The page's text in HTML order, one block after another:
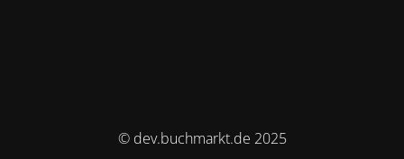
© dev.buchmarkt.de 2025